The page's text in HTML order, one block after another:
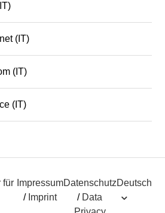
(IT)
(IT)
(IT)
für Impressum
/ Imprint
Datenschutz
/ Data
Deutsch